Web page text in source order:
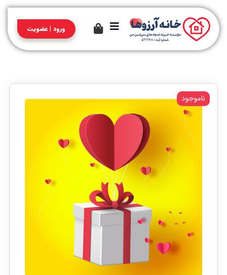
ورود | عضویت
ناموجود